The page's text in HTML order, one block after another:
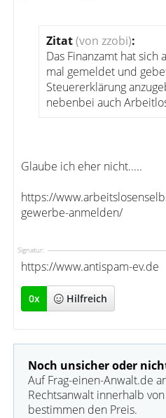
Zitat(von zzobi):
Das Finanzamt hat
mal gemeldet und
Steuererklärung
nebenbei auch
Glaube ich eher nicht.....
https://
gewerbe-anmelden/
Signatur:
https://www.antispam-ev.de
0x Hilfreich
Noch unsicher oder
Auf Frag-einen-Anwalt.de
Rechtsanwalt innerhalb
bestimmen den Preis.